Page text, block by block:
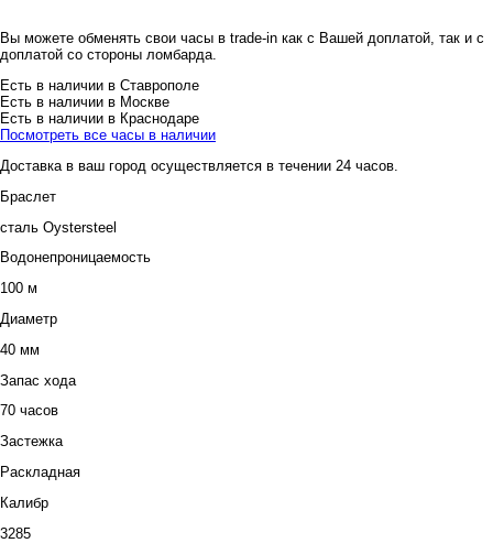
Вы можете обменять свои часы в trade-in как с Вашей доплатой, так и с
доплатой со стороны ломбарда.
Есть в наличии в Ставрополе
Есть в наличии в Москве
Есть в наличии в Краснодаре
Посмотреть все часы в наличии
Доставка в ваш город осуществляется в течении 24 часов.
Браслет
сталь Oystersteel
Водонепроницаемость
100 м
Диаметр
40 мм
Запас хода
70 часов
Застежка
Раскладная
Калибр
3285